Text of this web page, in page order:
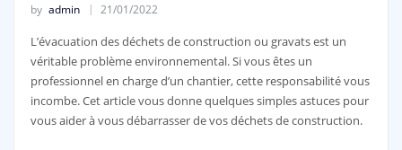
by admin 21/01/2022
L’évacuation des déchets de construction ou gravats est un
véritable problème environnemental. Si vous êtes un
professionnel en charge d’un chantier, cette responsabilité vous
incombe. Cet article vous donne quelques simples astuces pour
vous aider à vous débarrasser de vos déchets de construction.